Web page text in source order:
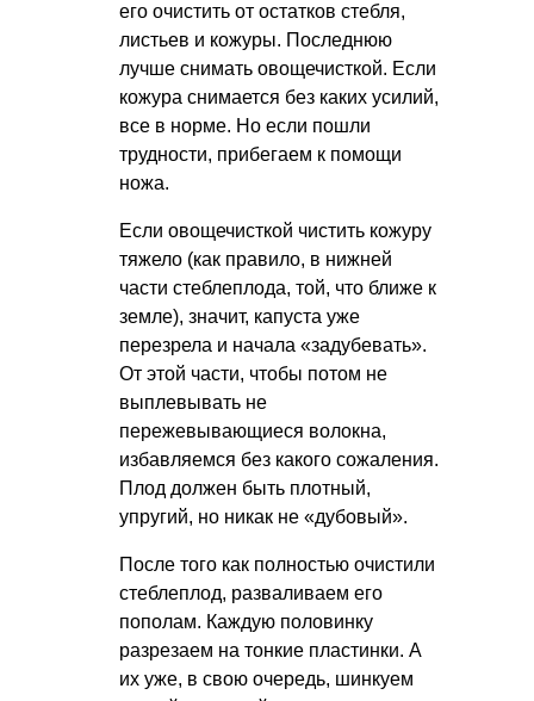
его очистить от остатков стебля,
листьев и кожуры. Последнюю
лучше снимать овощечисткой. Если
кожура снимается без каких усилий,
все в норме. Но если пошли
трудности, прибегаем к помощи
ножа.
Если овощечисткой чистить кожуру
тяжело (как правило, в нижней
части стеблеплода, той, что ближе к
земле), значит, капуста уже
перезрела и начала «задубевать».
От этой части, чтобы потом не
выплевывать не
пережевывающиеся волокна,
избавляемся без какого сожаления.
Плод должен быть плотный,
упругий, но никак не «дубовый».
После того как полностью очистили
стеблеплод, разваливаем его
пополам. Каждую половинку
разрезаем на тонкие пластинки. А
их уже, в свою очередь, шинкуем